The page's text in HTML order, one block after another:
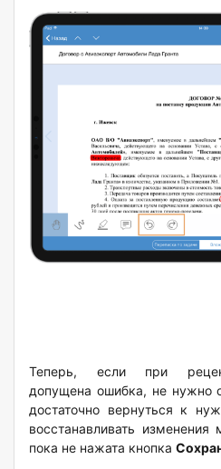
Теперь, если при
допущена ошибка, не нужно
достаточно вернуться к
восстанавливать изменения
пока не нажата кнопка